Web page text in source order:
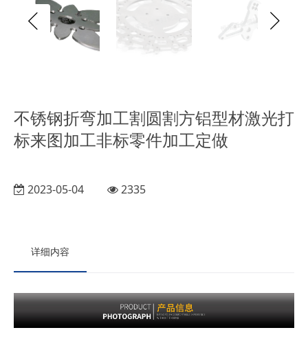
不锈钢折弯加工割圆割方铝型材激光打
标来图加工非标零件加工定做
2023-05-04 2335
详细内容